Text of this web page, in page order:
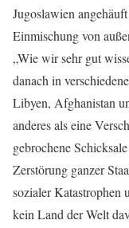
Jugoslawien
Einmischung von
„Wie wir sehr gut
danach in
Libyen, Afghanistan
anderes als eine
gebrochene
Zerstörung ganzer
sozialer Katastrophen
kein Land der Welt